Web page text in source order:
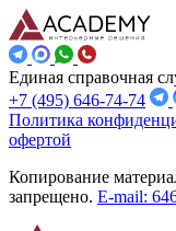
Единая справочная
+7 (495) 646-74-74
Политика
офертой
Копирование
запрещено. E-mail: